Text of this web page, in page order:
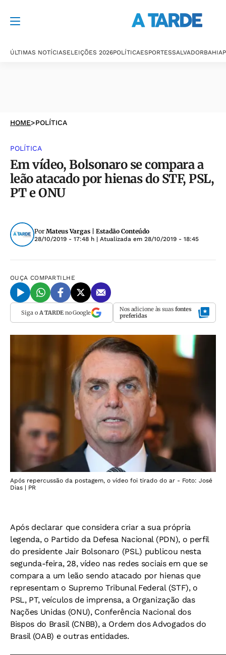
ÚLTIMAS NOTÍCIASELEIÇÕES 2026POLÍTICAESPORTESSALVADORBAHIA
HOME>POLÍTICA
POLÍTICA
Em vídeo, Bolsonaro se compara a
leão atacado por hienas do STF, PSL,
PT e ONU
Por Mateus Vargas | Estadão Conteúdo
28/10/2019 - 17:48 h | Atualizada em 28/10/2019 - 18:45
OUÇA COMPARTILHE
Siga o A TARDEno Google Nos adicione às suas fontes
preferidas
Após repercussão da postagem, o vídeo foi tirado do ar - Foto: José
Dias | PR
Após declarar que considera criar a sua própria
legenda, o Partido da Defesa Nacional (PDN), o perfil
do presidente Jair Bolsonaro (PSL) publicou nesta
segunda-feira, 28, vídeo nas redes sociais em que se
compara a um leão sendo atacado por hienas que
representam o Supremo Tribunal Federal (STF), o
PSL, PT, veículos de imprensa, a Organização das
Nações Unidas (ONU), Conferência Nacional dos
Bispos do Brasil (CNBB), a Ordem dos Advogados do
Brasil (OAB) e outras entidades.